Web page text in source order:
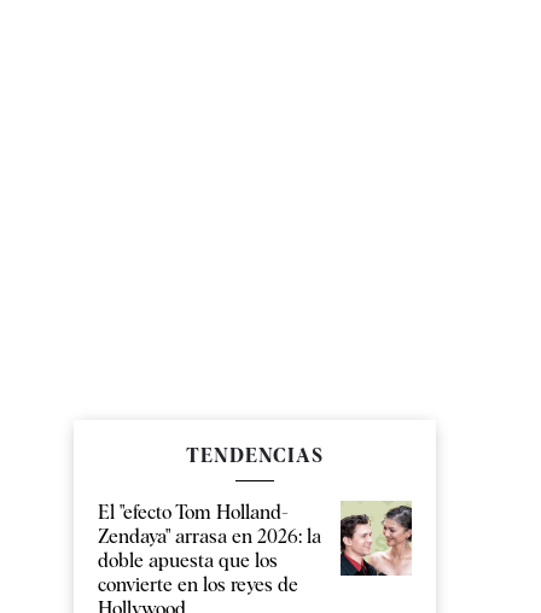
TENDENCIAS
El "efecto Tom Holland-
Zendaya" arrasa en 2026: la
doble apuesta que los
convierte en los reyes de